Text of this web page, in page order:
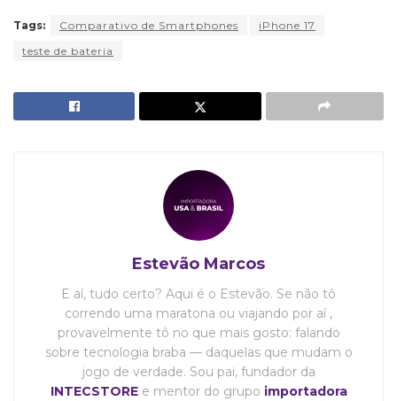
Tags: Comparativo de Smartphones
iPhone 17
teste de bateria
Estevão Marcos
E aí, tudo certo? Aqui é o Estevão. Se não tô
correndo uma maratona ou viajando por aí ,
provavelmente tô no que mais gosto: falando
sobre tecnologia braba — daquelas que mudam o
jogo de verdade. Sou pai, fundador da
INTECSTOREe mentor do grupo importadora